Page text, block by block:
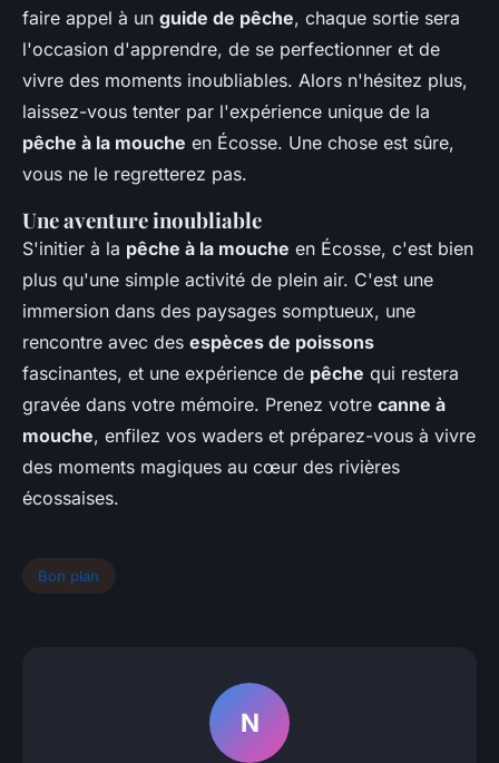
faire appel à un guide de pêche, chaque sortie sera
l'occasion d'apprendre, de se perfectionner et de
vivre des moments inoubliables. Alors n'hésitez plus,
laissez-vous tenter par l'expérience unique de la
pêche à la mouche en Écosse. Une chose est sûre,
vous ne le regretterez pas.
Une aventure inoubliable
S'initier à la pêche à la mouche en Écosse, c'est bien
plus qu'une simple activité de plein air. C'est une
immersion dans des paysages somptueux, une
rencontre avec des espèces de poissons
fascinantes, et une expérience de pêche qui restera
gravée dans votre mémoire. Prenez votre canne à
mouche, enfilez vos waders et préparez-vous à vivre
des moments magiques au cœur des rivières
écossaises.
Bon plan
N